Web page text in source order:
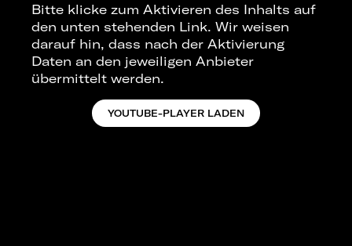
Bitte klicke zum Aktivieren des Inhalts auf
den unten stehenden Link. Wir weisen
darauf hin, dass nach der Aktivierung
Daten an den jeweiligen Anbieter
übermittelt werden.
YOUTUBE-PLAYER LADEN